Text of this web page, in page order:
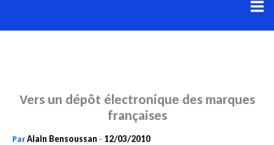
au
Vers un dépôt électronique des marques
françaises
ParAlain Bensoussan - 12/03/2010